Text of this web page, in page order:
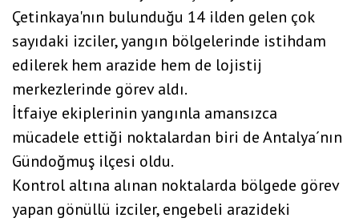
Çetinkaya'nın bulunduğu 14 ilden gelen çok
sayıdaki izciler, yangın bölgelerinde istihdam
edilerek hem arazide hem de lojistij
merkezlerinde görev aldı.
İtfaiye ekiplerinin yangınla amansızca
mücadele ettiği noktalardan biri de Antalya´nın
Gündoğmuş ilçesi oldu.
Kontrol altına alınan noktalarda bölgede görev
yapan gönüllü izciler, engebeli arazideki